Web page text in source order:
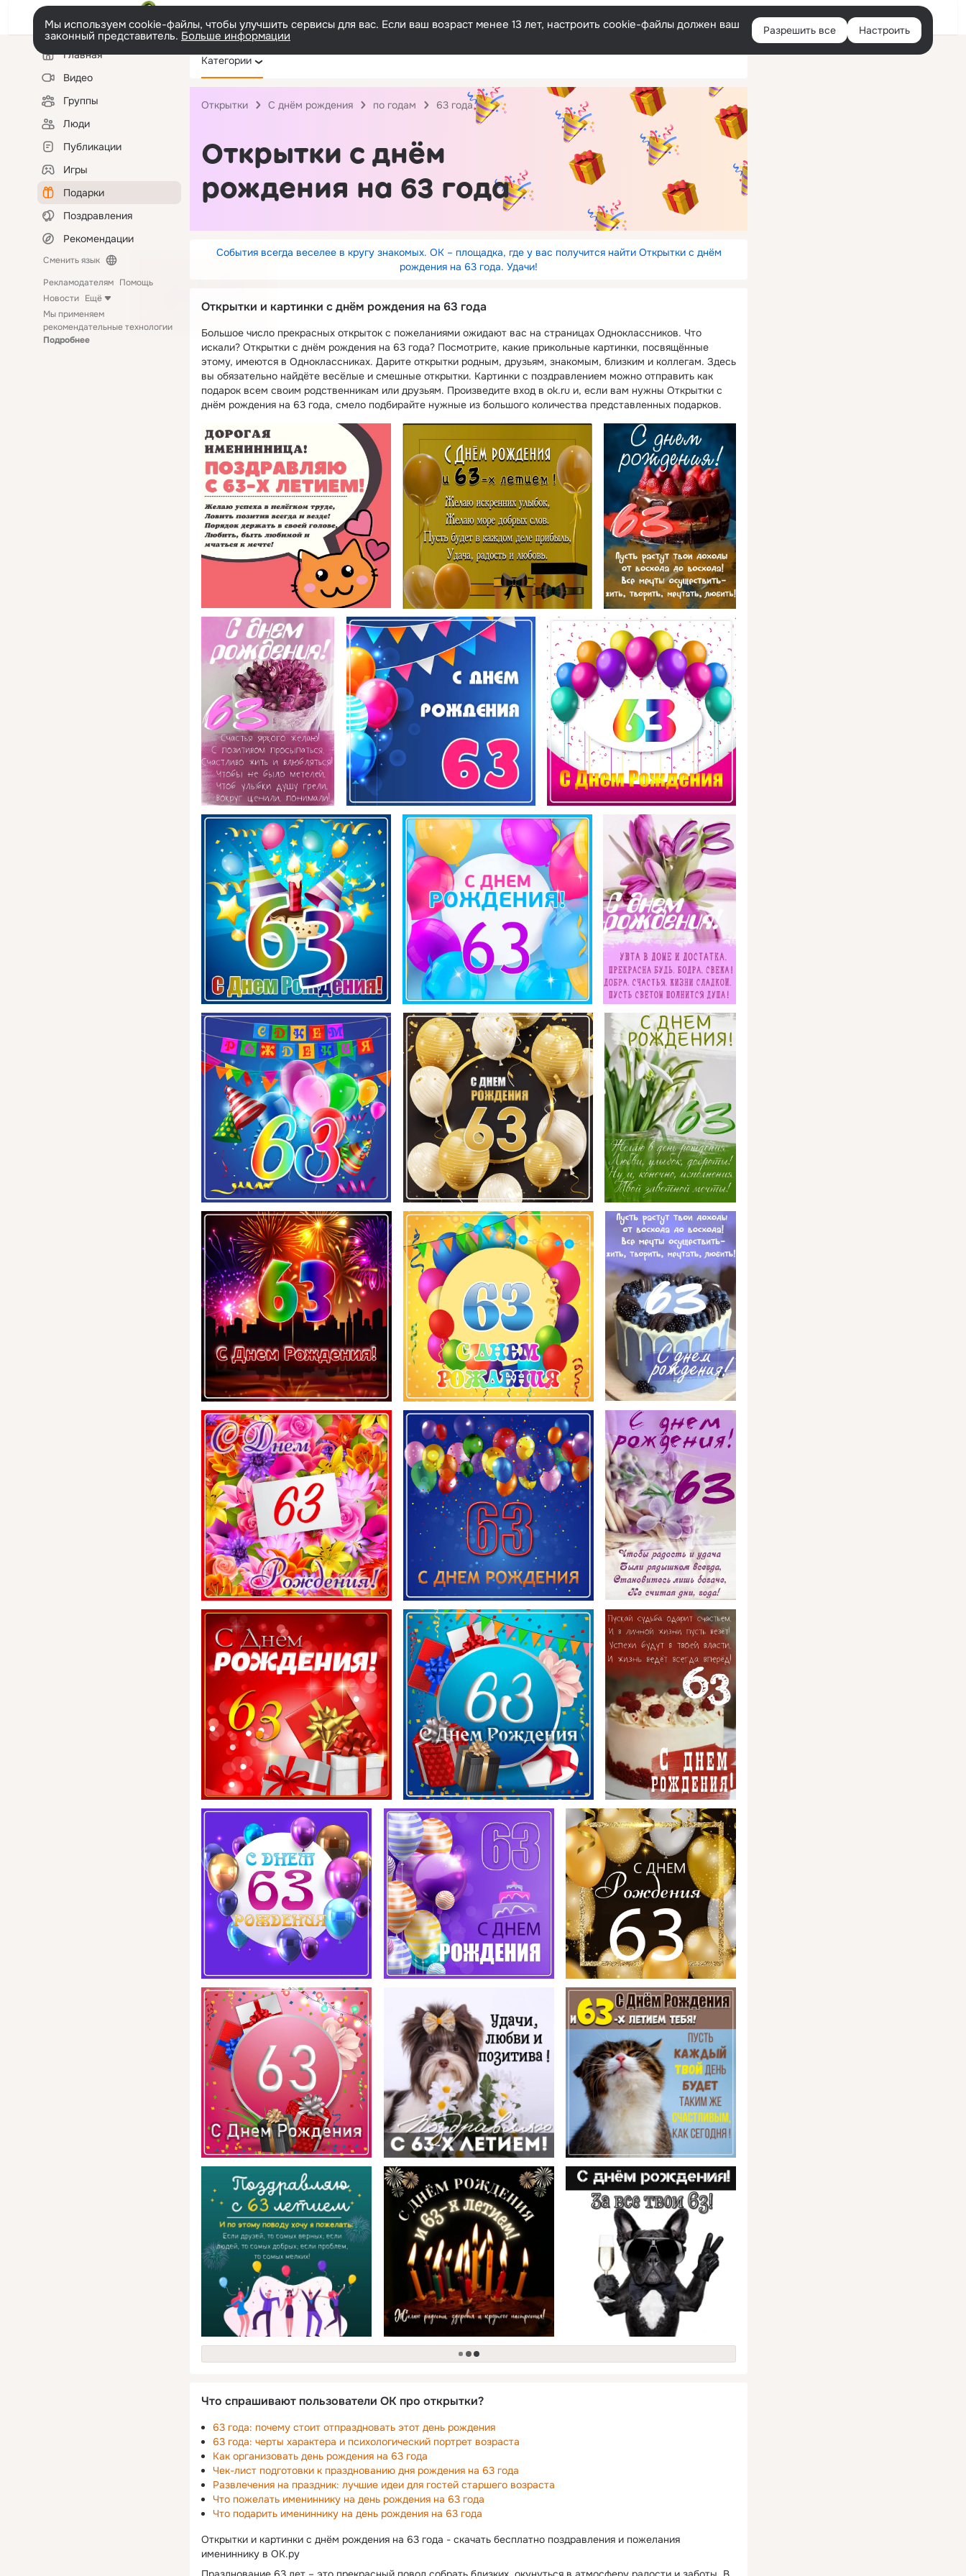
Войти
Мы используем cookie-файлы, чтобы улучшить сервисы для вас. Если ваш возраст менее 13 лет, настроить cookie-файлы должен ваш
законный представитель. Больше информации Разрешить все Настроить
Левая
колонкаГлавная
Видео
Группы
Люди
Публикации
Игры
Подарки
Поздравления
Рекомендации
Сменить язык
Рекламодателям Помощь
Новости Ещё
Мы применяем
рекомендательные технологии
Подробнее
Категории
Открытки С днём рождения по годам 63 года
Открытки с днём
рождения на 63 года
События всегда веселее в кругу знакомых. ОК – площадка, где у вас получится найти Открытки с днём
рождения на 63 года. Удачи!
Открытки и картинки с днём рождения на 63 года
Большое число прекрасных открыток с пожеланиями ожидают вас на страницах Одноклассников. Что
искали? Открытки с днём рождения на 63 года? Посмотрите, какие прикольные картинки, посвящённые
этому, имеются в Одноклассниках. Дарите открытки родным, друзьям, знакомым, близким и коллегам. Здесь
вы обязательно найдёте весёлые и смешные открытки. Картинки с поздравлением можно отправить как
подарок всем своим родственникам или друзьям. Произведите вход в ok.ru и, если вам нужны Открытки с
днём рождения на 63 года, смело подбирайте нужные из большого количества представленных подарков.
загрузка
Что спрашивают пользователи ОК про открытки?
63 года: почему стоит отпраздновать этот день рождения
63 года: черты характера и психологический портрет возраста
Как организовать день рождения на 63 года
Чек-лист подготовки к празднованию дня рождения на 63 года
Развлечения на праздник: лучшие идеи для гостей старшего возраста
Что пожелать имениннику на день рождения на 63 года
Что подарить имениннику на день рождения на 63 года
Открытки и картинки с днём рождения на 63 года - скачать бесплатно поздравления и пожелания
имениннику в ОК.ру